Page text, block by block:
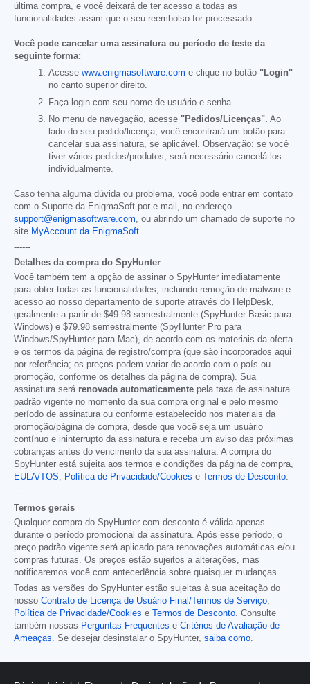
última compra, e você deixará de ter acesso a todas as
funcionalidades assim que o seu reembolso for processado.
Você pode cancelar uma assinatura ou período de teste da
seguinte forma:
Acesse www.enigmasoftware.com e clique no botão "Login"
no canto superior direito.
Faça login com seu nome de usuário e senha.
No menu de navegação, acesse "Pedidos/Licenças". Ao
lado do seu pedido/licença, você encontrará um botão para
cancelar sua assinatura, se aplicável. Observação: se você
tiver vários pedidos/produtos, será necessário cancelá-los
individualmente.
Caso tenha alguma dúvida ou problema, você pode entrar em contato
com o Suporte da EnigmaSoft por e-mail, no endereço
support@enigmasoftware.com, ou abrindo um chamado de suporte no
site MyAccount da EnigmaSoft.
------
Detalhes da compra do SpyHunter
Você também tem a opção de assinar o SpyHunter imediatamente
para obter todas as funcionalidades, incluindo remoção de malware e
acesso ao nosso departamento de suporte através do HelpDesk,
geralmente a partir de $49.98 semestralmente (SpyHunter Basic para
Windows) e $79.98 semestralmente (SpyHunter Pro para
Windows/SpyHunter para Mac), de acordo com os materiais da oferta
e os termos da página de registro/compra (que são incorporados aqui
por referência; os preços podem variar de acordo com o país ou
promoção, conforme os detalhes da página de compra). Sua
assinatura será renovada automaticamente pela taxa de assinatura
padrão vigente no momento da sua compra original e pelo mesmo
período de assinatura ou conforme estabelecido nos materiais da
promoção/página de compra, desde que você seja um usuário
contínuo e ininterrupto da assinatura e receba um aviso das próximas
cobranças antes do vencimento da sua assinatura. A compra do
SpyHunter está sujeita aos termos e condições da página de compra,
EULA/TOS, Política de Privacidade/Cookies e Termos de Desconto.
------
Termos gerais
Qualquer compra do SpyHunter com desconto é válida apenas
durante o período promocional da assinatura. Após esse período, o
preço padrão vigente será aplicado para renovações automáticas e/ou
compras futuras. Os preços estão sujeitos a alterações, mas
notificaremos você com antecedência sobre quaisquer mudanças.
Todas as versões do SpyHunter estão sujeitas à sua aceitação do
nosso Contrato de Licença de Usuário Final/Termos de Serviço,
Política de Privacidade/Cookies e Termos de Desconto. Consulte
também nossas Perguntas Frequentes e Critérios de Avaliação de
Ameaças. Se desejar desinstalar o SpyHunter, saiba como.